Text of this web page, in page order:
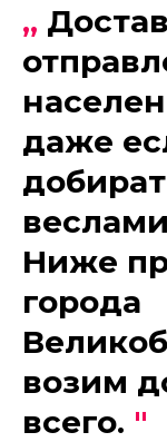
„
даже
Ниже
города
возим
всего. "